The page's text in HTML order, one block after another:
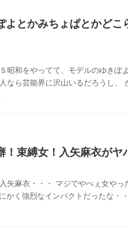
よとかみちょぱとかど
昭和をやってて、モデルのゆきぽ
なら芸能界に沢山いるだろうし、
！束縛女！入矢麻衣がヤ
矢麻衣・・・ マジでやべぇ女や
く強烈なインパクトだったな・